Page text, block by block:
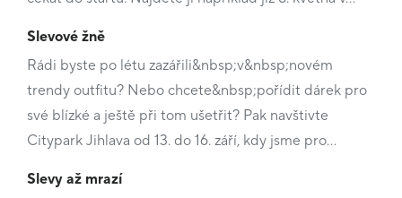
Slevové žně
Rádi byste po létu zazářili&nbsp;v&nbsp;novém
trendy outfitu? Nebo chcete&nbsp;pořídit dárek pro
své blízké a ještě při tom ušetřit? Pak navštivte
Citypark Jihlava od 13. do 16. září, kdy jsme pro…
Slevy až mrazí